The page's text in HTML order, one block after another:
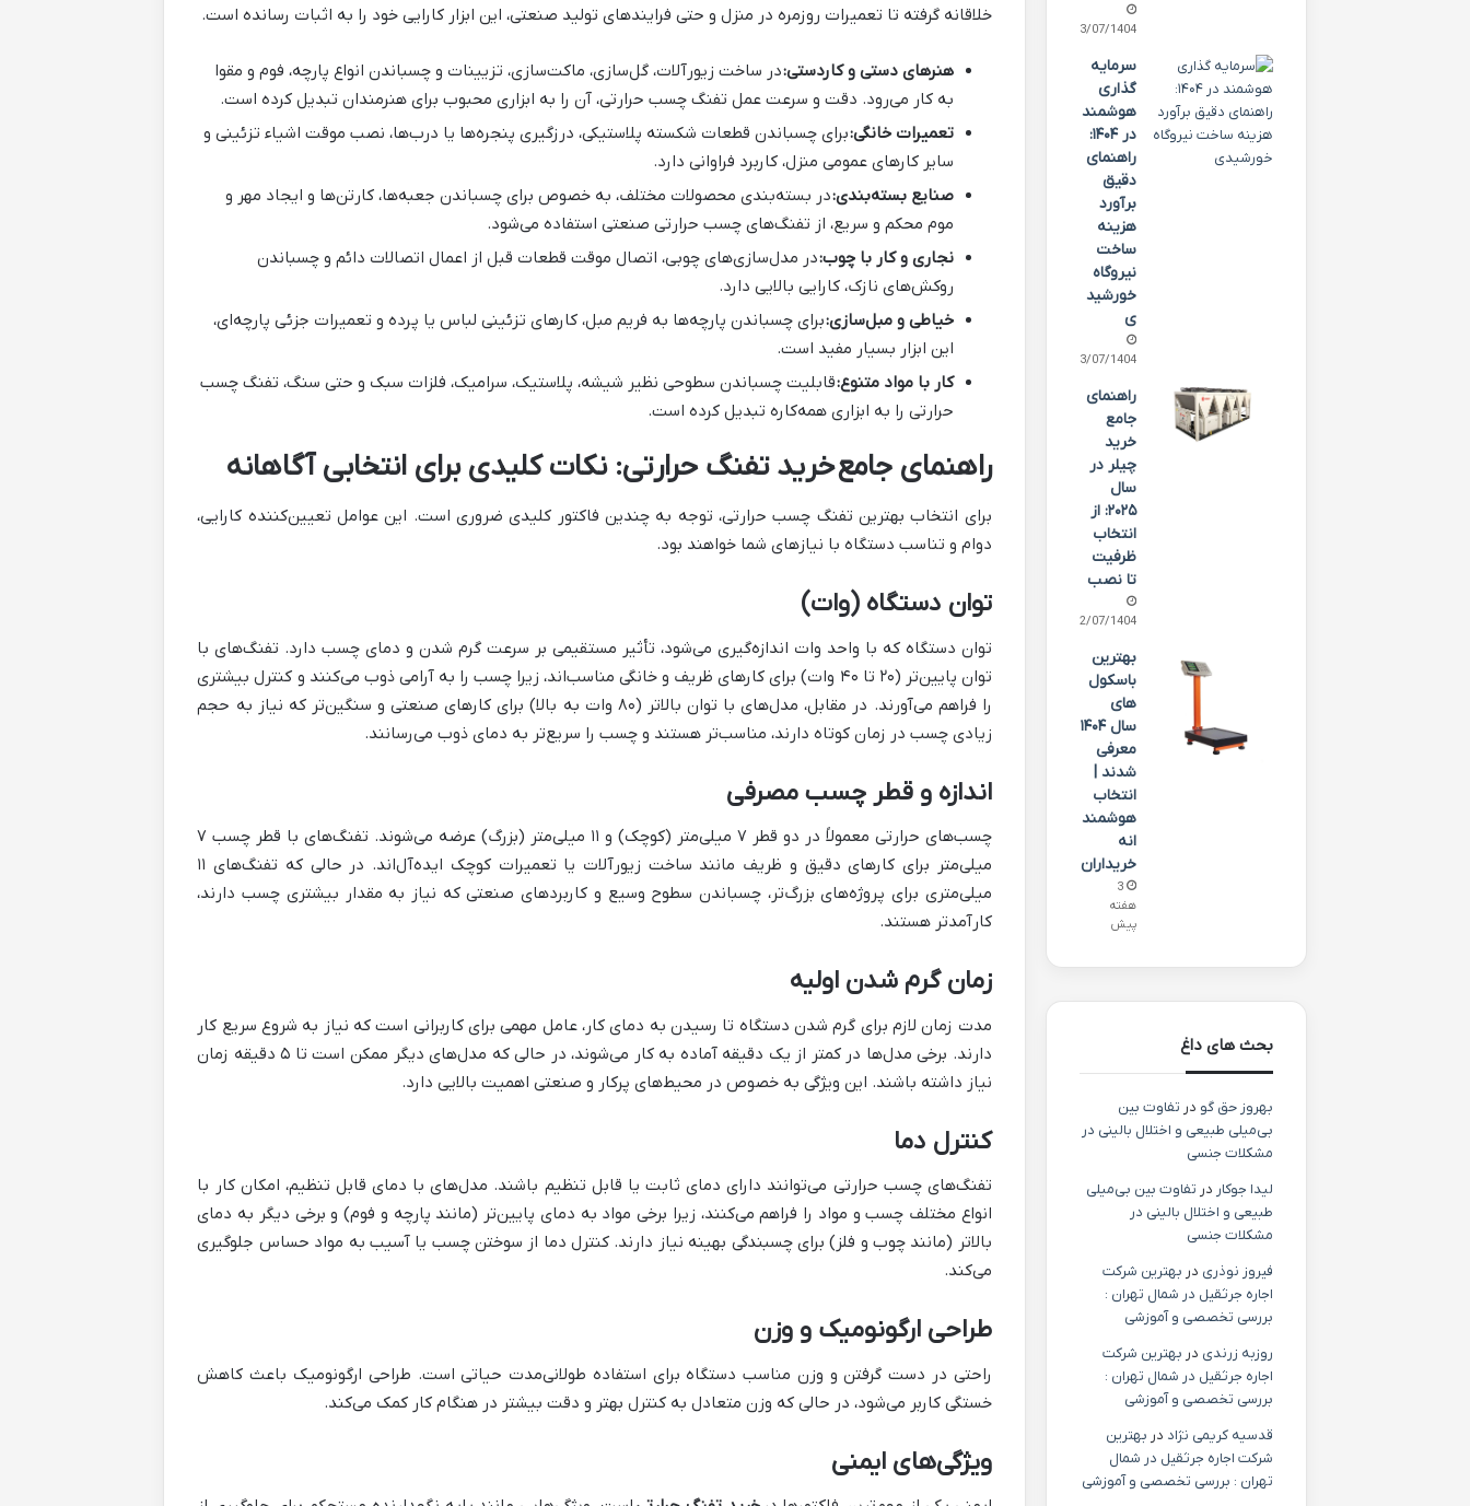
خلاقانه گرفته تا تعمیرات روزمره در منزل و حتی فرایندهای تولید صنعتی، این ابزار کارایی خود را به اثبات رسانده است.
هنرهای دستی و کاردستی:در ساخت زیورآلات، گل‌سازی، ماکت‌سازی، تزیینات و چسباندن انواع پارچه، فوم و مقوا
به کار می‌رود. دقت و سرعت عمل تفنگ چسب حرارتی، آن را به ابزاری محبوب برای هنرمندان تبدیل کرده است.
تعمیرات خانگی:برای چسباندن قطعات شکسته پلاستیکی، درزگیری پنجره‌ها یا درب‌ها، نصب موقت اشیاء تزئینی و
سایر کارهای عمومی منزل، کاربرد فراوانی دارد.
صنایع بسته‌بندی:در بسته‌بندی محصولات مختلف، به خصوص برای چسباندن جعبه‌ها، کارتن‌ها و ایجاد مهر و
موم محکم و سریع، از تفنگ‌های چسب حرارتی صنعتی استفاده می‌شود.
نجاری و کار با چوب:در مدل‌سازی‌های چوبی، اتصال موقت قطعات قبل از اعمال اتصالات دائم و چسباندن
روکش‌های نازک، کارایی بالایی دارد.
خیاطی و مبل‌سازی:برای چسباندن پارچه‌ها به فریم مبل، کارهای تزئینی لباس یا پرده و تعمیرات جزئی پارچه‌ای،
این ابزار بسیار مفید است.
کار با مواد متنوع:قابلیت چسباندن سطوحی نظیر شیشه، پلاستیک، سرامیک، فلزات سبک و حتی سنگ، تفنگ چسب
حرارتی را به ابزاری همه‌کاره تبدیل کرده است.
راهنمای جامعخرید تفنگ حرارتی: نکات کلیدی برای انتخابی آگاهانه
برای انتخاب بهترین تفنگ چسب حرارتی، توجه به چندین فاکتور کلیدی ضروری است. این عوامل تعیین‌کننده کارایی،
دوام و تناسب دستگاه با نیازهای شما خواهند بود.
توان دستگاه (وات)
توان دستگاه که با واحد وات اندازه‌گیری می‌شود، تأثیر مستقیمی بر سرعت گرم شدن و دمای چسب دارد. تفنگ‌های با
توان پایین‌تر (۲۰ تا ۴۰ وات) برای کارهای ظریف و خانگی مناسب‌اند، زیرا چسب را به آرامی ذوب می‌کنند و کنترل بیشتری
را فراهم می‌آورند. در مقابل، مدل‌های با توان بالاتر (۸۰ وات به بالا) برای کارهای صنعتی و سنگین‌تر که نیاز به حجم
زیادی چسب در زمان کوتاه دارند، مناسب‌تر هستند و چسب را سریع‌تر به دمای ذوب می‌رسانند.
اندازه و قطر چسب مصرفی
چسب‌های حرارتی معمولاً در دو قطر ۷ میلی‌متر (کوچک) و ۱۱ میلی‌متر (بزرگ) عرضه می‌شوند. تفنگ‌های با قطر چسب ۷
میلی‌متر برای کارهای دقیق و ظریف مانند ساخت زیورآلات یا تعمیرات کوچک ایده‌آل‌اند. در حالی که تفنگ‌های ۱۱
میلی‌متری برای پروژه‌های بزرگ‌تر، چسباندن سطوح وسیع و کاربردهای صنعتی که نیاز به مقدار بیشتری چسب دارند،
کارآمدتر هستند.
زمان گرم شدن اولیه
مدت زمان لازم برای گرم شدن دستگاه تا رسیدن به دمای کار، عامل مهمی برای کاربرانی است که نیاز به شروع سریع کار
دارند. برخی مدل‌ها در کمتر از یک دقیقه آماده به کار می‌شوند، در حالی که مدل‌های دیگر ممکن است تا ۵ دقیقه زمان
نیاز داشته باشند. این ویژگی به خصوص در محیط‌های پرکار و صنعتی اهمیت بالایی دارد.
کنترل دما
تفنگ‌های چسب حرارتی می‌توانند دارای دمای ثابت یا قابل تنظیم باشند. مدل‌های با دمای قابل تنظیم، امکان کار با
انواع مختلف چسب و مواد را فراهم می‌کنند، زیرا برخی مواد به دمای پایین‌تر (مانند پارچه و فوم) و برخی دیگر به دمای
بالاتر (مانند چوب و فلز) برای چسبندگی بهینه نیاز دارند. کنترل دما از سوختن چسب یا آسیب به مواد حساس جلوگیری
می‌کند.
طراحی ارگونومیک و وزن
راحتی در دست گرفتن و وزن مناسب دستگاه برای استفاده طولانی‌مدت حیاتی است. طراحی ارگونومیک باعث کاهش
خستگی کاربر می‌شود، در حالی که وزن متعادل به کنترل بهتر و دقت بیشتر در هنگام کار کمک می‌کند.
ویژگی‌های ایمنی
23/07/1404
سرمایه
گذاری
هوشمند
در ۱۴۰۴:
راهنمای
دقیق
برآورد
هزینه
ساخت
نیروگاه
خورشید
ی
13/07/1404
راهنمای
جامع
خرید
چیلر در
سال
۲۰۲۵: از
انتخاب
ظرفیت
تا نصب
12/07/1404
بهترین
باسکول
های
سال ۱۴۰۴
معرفی
شدند |
انتخاب
هوشمند
انه
خریداران
3
هفته
پیش
بحث های داغ
بهروز حق گو در تفاوت بین
بی‌میلی طبیعی و اختلال بالینی در
مشکلات جنسی
لیدا جوکار در تفاوت بین بی‌میلی
طبیعی و اختلال بالینی در
مشکلات جنسی
فیروز نوذری در بهترین شرکت
اجاره جرثقیل در شمال تهران :
بررسی تخصصی و آموزشی
روزبه زرندی در بهترین شرکت
اجاره جرثقیل در شمال تهران :
بررسی تخصصی و آموزشی
قدسیه کریمی نژاد در بهترین
شرکت اجاره جرثقیل در شمال
تهران : بررسی تخصصی و آموزشی